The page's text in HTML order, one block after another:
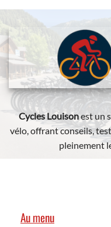
Cycles Louisonest un
vélo, offrant conseils,
pleinement
Au menu